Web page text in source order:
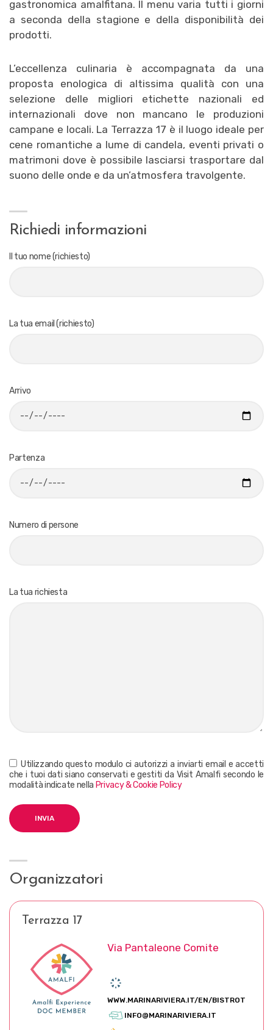
gastronomica amalfitana. Il menu varia tutti i giorni
a seconda della stagione e della disponibilità dei
prodotti.
L’eccellenza culinaria è accompagnata da una
proposta enologica di altissima qualità con una
selezione delle migliori etichette nazionali ed
internazionali dove non mancano le produzioni
campane e locali. La Terrazza 17 è il luogo ideale per
cene romantiche a lume di candela, eventi privati o
matrimoni dove è possibile lasciarsi trasportare dal
suono delle onde e da un’atmosfera travolgente.
Richiedi informazioni
Il tuo nome (richiesto)
La tua email (richiesto)
Arrivo
Partenza
Numero di persone
La tua richiesta
Utilizzando questo modulo ci autorizzi a inviarti email e accetti
che i tuoi dati siano conservati e gestiti da Visit Amalfi secondo le
modalità indicate nella Privacy & Cookie Policy
Organizzatori
Terrazza 17
Via Pantaleone Comite
WWW.MARINARIVIERA.IT/EN/BISTROT
INFO@MARINARIVIERA.IT